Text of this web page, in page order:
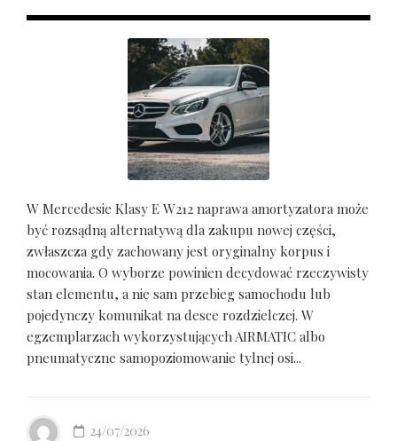
W Mercedesie Klasy E W212 naprawa amortyzatora może
być rozsądną alternatywą dla zakupu nowej części,
zwłaszcza gdy zachowany jest oryginalny korpus i
mocowania. O wyborze powinien decydować rzeczywisty
stan elementu, a nie sam przebieg samochodu lub
pojedynczy komunikat na desce rozdzielczej. W
egzemplarzach wykorzystujących AIRMATIC albo
pneumatyczne samopoziomowanie tylnej osi...
24/07/2026